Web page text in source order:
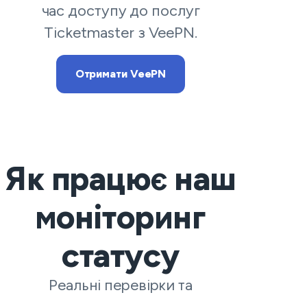
час доступу до послуг
Ticketmaster з VeePN.
Отримати VeePN
Як працює наш
моніторинг
статусу
Реальні перевірки та